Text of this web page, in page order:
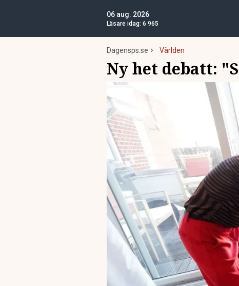
06 aug. 2026
Läsare idag: 6 965
Dagensps.se Världen
Ny het debatt: